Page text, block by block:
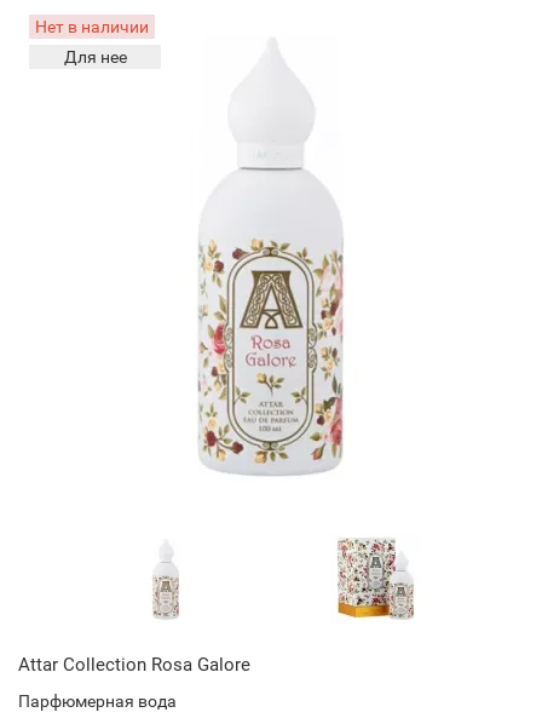
Нет в наличии
Для нее
Attar Collection Rosa Galore
Парфюмерная вода